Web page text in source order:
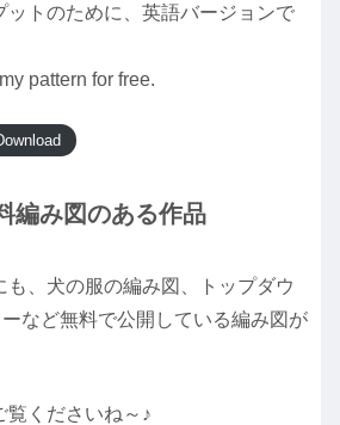
ットのために、英語バージョンで
pattern for free.
編み図のある作品
も、犬の服の編み図、トップダウ
など無料で公開している編み図が
覧くださいね～♪